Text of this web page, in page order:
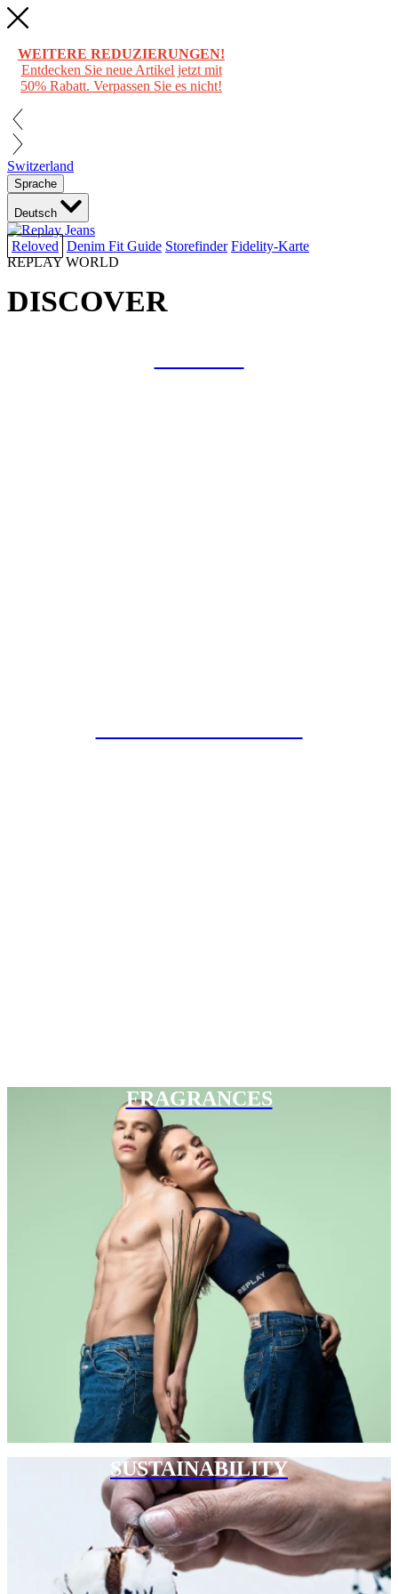
WEITERE REDUZIERUNGEN!
Entdecken Sie neue Artikel jetzt mit
50% Rabatt. Verpassen Sie es nicht!
Switzerland
Sprache
Deutsch
Reloved Denim Fit Guide Storefinder Fidelity-Karte
REPLAY WORLD
DISCOVER
FRAGRANCES
SUSTAINABILITY